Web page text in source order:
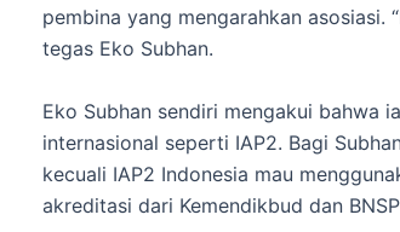
pembina yang mengarahkan asosiasi.
tegas Eko Subhan.
Eko Subhan sendiri mengakui bahwa
internasional seperti IAP2. Bagi
kecuali IAP2 Indonesia mau
akreditasi dari Kemendikbud dan